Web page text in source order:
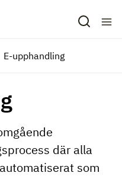
E-upphandling
där alla
som